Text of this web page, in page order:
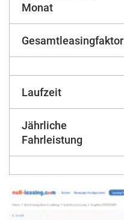
Monat
Gesamtleasingfaktor
Laufzeit
Jährliche
Fahrleistung